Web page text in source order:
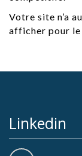
Votre site n’a
afficher pour le
Linkedin